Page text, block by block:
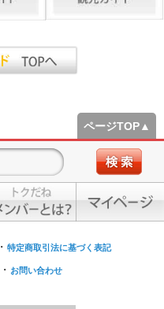
ページTOP▲
・ 特定商取引法に基づく表記
・ お問い合わせ